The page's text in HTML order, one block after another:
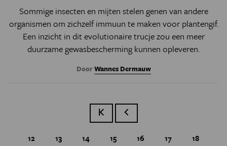
Sommige insecten en mijten stelen genen van andere
organismen om zichzelf immuun te maken voor plantengif.
Een inzicht in dit evolutionaire trucje zou een meer
duurzame gewasbescherming kunnen opleveren.
DoorWannes Dermauw
Eerste paginaVorige pagina
Page
12 Page
13 Page
14 Page
15 Page
16 Page
17 Page
18